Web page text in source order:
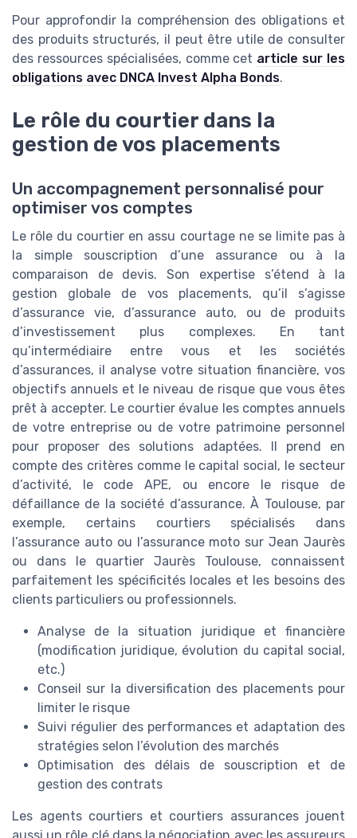
Pour approfondir la compréhension des obligations et
des produits structurés, il peut être utile de consulter
des ressources spécialisées, comme cet article sur les
obligations avec DNCA Invest Alpha Bonds.
Le rôle du courtier dans la
gestion de vos placements
Un accompagnement personnalisé pour
optimiser vos comptes
Le rôle du courtier en assu courtage ne se limite pas à
la simple souscription d’une assurance ou à la
comparaison de devis. Son expertise s’étend à la
gestion globale de vos placements, qu’il s’agisse
d’assurance vie, d’assurance auto, ou de produits
d’investissement plus complexes. En tant
qu’intermédiaire entre vous et les sociétés
d’assurances, il analyse votre situation financière, vos
objectifs annuels et le niveau de risque que vous êtes
prêt à accepter. Le courtier évalue les comptes annuels
de votre entreprise ou de votre patrimoine personnel
pour proposer des solutions adaptées. Il prend en
compte des critères comme le capital social, le secteur
d’activité, le code APE, ou encore le risque de
défaillance de la société d’assurance. À Toulouse, par
exemple, certains courtiers spécialisés dans
l’assurance auto ou l’assurance moto sur Jean Jaurès
ou dans le quartier Jaurès Toulouse, connaissent
parfaitement les spécificités locales et les besoins des
clients particuliers ou professionnels.
Analyse de la situation juridique et financière
(modification juridique, évolution du capital social,
etc.)
Conseil sur la diversification des placements pour
limiter le risque
Suivi régulier des performances et adaptation des
stratégies selon l’évolution des marchés
Optimisation des délais de souscription et de
gestion des contrats
Les agents courtiers et courtiers assurances jouent